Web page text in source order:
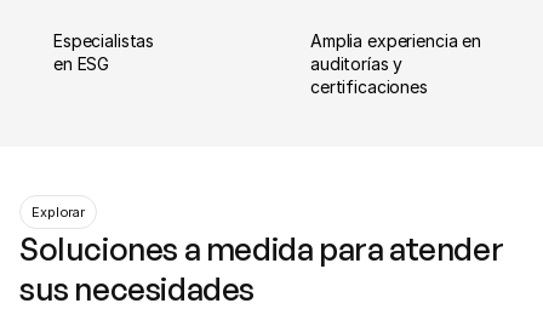
Especialistas
en ESG
Amplia experiencia en
auditorías y
certificaciones
Explorar
Soluciones a medida para atender
sus necesidades